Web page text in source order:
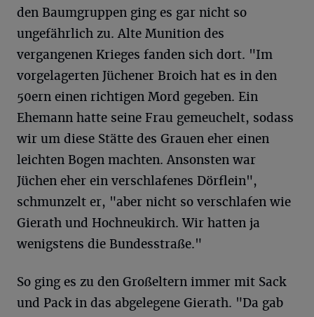
den Baumgruppen ging es gar nicht so
ungefährlich zu. Alte Munition des
vergangenen Krieges fanden sich dort. "Im
vorgelagerten Jüchener Broich hat es in den
50ern einen richtigen Mord gegeben. Ein
Ehemann hatte seine Frau gemeuchelt, sodass
wir um diese Stätte des Grauen eher einen
leichten Bogen machten. Ansonsten war
Jüchen eher ein verschlafenes Dörflein",
schmunzelt er, "aber nicht so verschlafen wie
Gierath und Hochneukirch. Wir hatten ja
wenigstens die Bundesstraße."
So ging es zu den Großeltern immer mit Sack
und Pack in das abgelegene Gierath. "Da gab